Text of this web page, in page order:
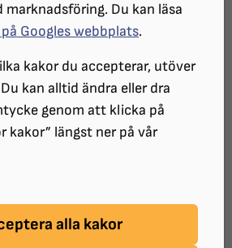
marknadsföring. Du kan läsa
Googles webbplats.
kakor du accepterar, utöver
kan alltid ändra eller dra
genom att klicka på
kakor” längst ner på vår
alla kakor
sommaren 2025
tunnelbanan av på
gäller mellan 2025-06-
10. Under tiden